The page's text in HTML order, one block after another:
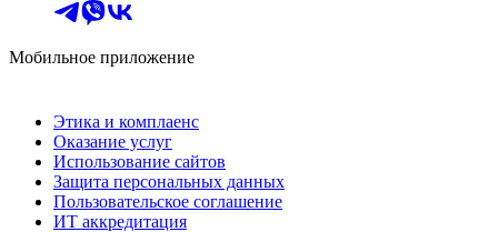
Мобильное приложение
Этика и комплаенс
Оказание услуг
Использование сайтов
Защита персональных данных
Пользовательское соглашение
ИТ аккредитация